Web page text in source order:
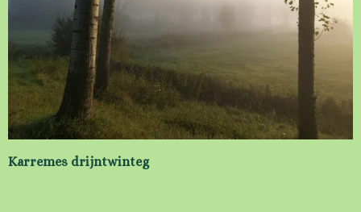
Karremes drijntwinteg